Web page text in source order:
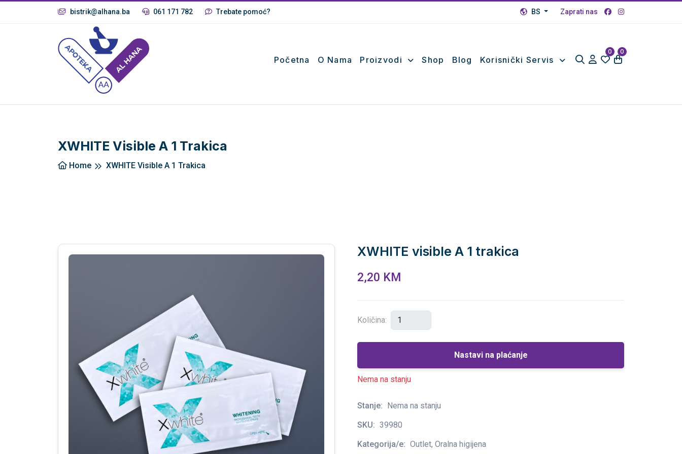
bistrik@alhana.ba 061 171 782 Trebate pomoć? BS Zaprati nas
Početna O Nama Proizvodi Shop Blog Korisnički Servis
0 0
XWHITE Visible A 1 Trakica
Home XWHITE Visible A 1 Trakica
XWHITE visible A 1 trakica
2,20 KM
Količina:
Nastavi na plaćanje
Nema na stanju
Stanje: Nema na stanju
SKU: 39980
Kategorija/e: Outlet, Oralna higijena